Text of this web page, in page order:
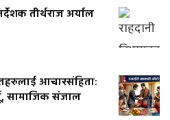
तीर्थराज अर्याल
आचारसंहिताः
सामाजिक संजाल